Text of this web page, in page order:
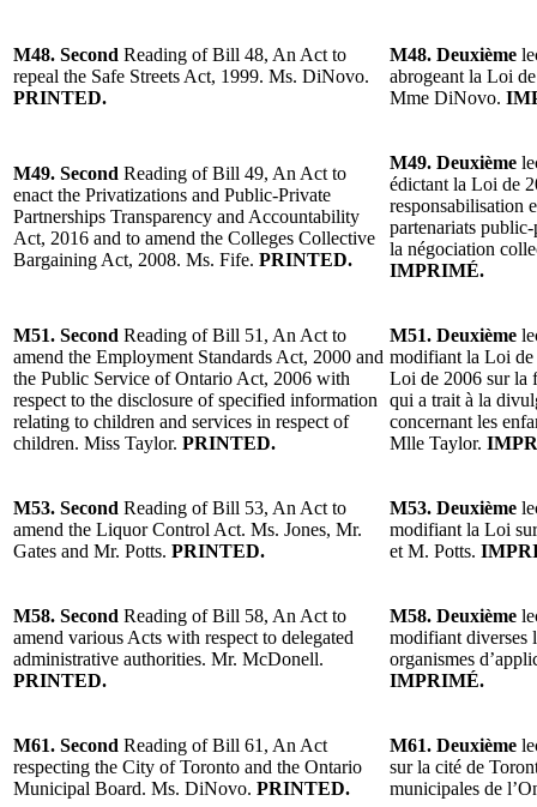
M48. Second Reading of Bill 48, An Act to
repeal the Safe Streets Act, 1999. Ms. DiNovo.
PRINTED.
M48. Deuxième
abrogeant la Loi
Mme DiNovo.
M49. Second Reading of Bill 49, An Act to
enact the Privatizations and Public-Private
Partnerships Transparency and Accountability
Act, 2016 and to amend the Colleges Collective
Bargaining Act, 2008. Ms. Fife. PRINTED.
M49. Deuxième
édictant la Loi de
responsabilisation
partenariats
la négociation
IMPRIMÉ.
M51. Second Reading of Bill 51, An Act to
amend the Employment Standards Act, 2000 and
the Public Service of Ontario Act, 2006 with
respect to the disclosure of specified information
relating to children and services in respect of
children. Miss Taylor. PRINTED.
M51. Deuxième
modifiant la Loi de
Loi de 2006 sur la
qui a trait à la
concernant les
Mlle Taylor.
M53. Second Reading of Bill 53, An Act to
amend the Liquor Control Act. Ms. Jones, Mr.
Gates and Mr. Potts. PRINTED.
M53. Deuxième
modifiant la Loi
et M. Potts.
M58. Second Reading of Bill 58, An Act to
amend various Acts with respect to delegated
administrative authorities. Mr. McDonell.
PRINTED.
M58. Deuxième
modifiant diverses
organismes
IMPRIMÉ.
M61. Second Reading of Bill 61, An Act
respecting the City of Toronto and the Ontario
Municipal Board. Ms. DiNovo. PRINTED.
M61. Deuxième
sur la cité de
municipales de